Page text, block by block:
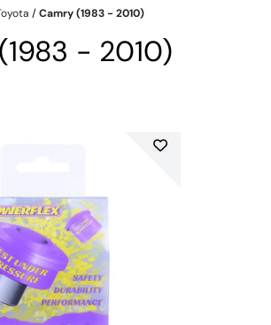
/Camry (1983 - 2010)
- 2010)